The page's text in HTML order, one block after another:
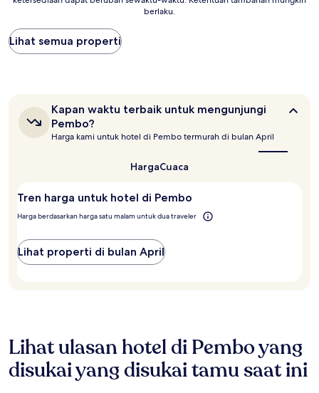
malam
yang
ditemukan
dalam
berdasarkan
pencarian
dewasa.
dan
dapat
berubah
berlaku.
berlaku.
Lihat semua properti
Kapan
waktu
terbaik
untuk
Kapan waktu terbaik untuk mengunjungi
Pembo?
Harga kami untuk hotel di Pembo termurah di bulan April
HargaCuaca
Tren harga untuk hotel di Pembo
Harga berdasarkan harga satu malam untuk dua traveler
Lihat properti di bulan April
Lihat ulasan hotel di Pembo yang
disukai yang disukai tamu saat ini